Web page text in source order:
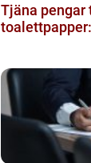
Tjäna pengar